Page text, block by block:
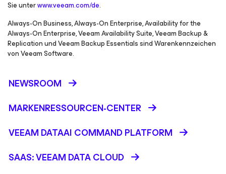
Sie unterwww.veeam.com/de.
Always-On Business, Always-On Enterprise, Availability for the
Always-On Enterprise, Veeam Availability Suite, Veeam Backup &
Replication und Veeam Backup Essentials sind Warenkennzeichen
von Veeam Software.
NEWSROOM
MARKENRESSOURCEN-CENTER
VEEAM DATAAI COMMAND PLATFORM
SAAS: VEEAM DATA CLOUD